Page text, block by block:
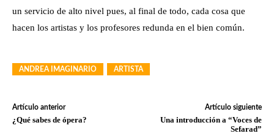
un servicio de alto nivel pues, al final de todo, cada cosa que
hacen los artistas y los profesores redunda en el bien común.
ANDREA IMAGINARIO ARTISTA
Artículo anterior
¿Qué sabes de ópera?
Artículo siguiente
Una introducción a “Voces de
Sefarad”